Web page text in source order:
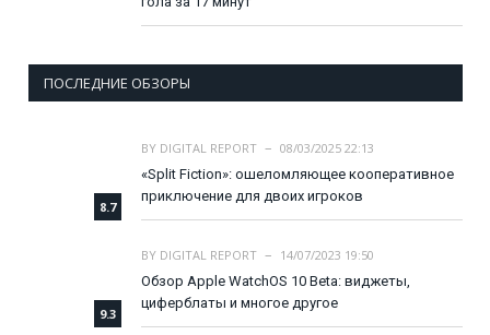
ПОСЛЕДНИЕ ОБЗОРЫ
8.7
BY DIGITAL REPORT
08/03/2025 22:13
«Split Fiction»: ошеломляющее кооперативное
приключение для двоих игроков
9.3
BY DIGITAL REPORT
14/07/2023 19:50
Обзор Apple WatchOS 10 Beta: виджеты,
циферблаты и многое другое